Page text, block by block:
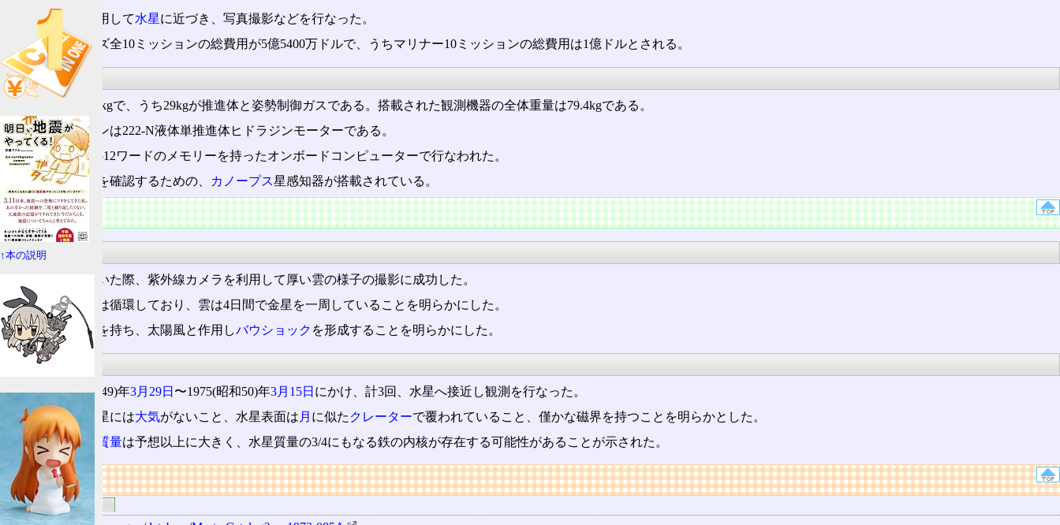
の引力を利用して水星に近づき、写真撮影などを行なった。
マリナーシリーズ全10ミッションの総費用が5億5400万ドルで、うちマリナー10ミッションの総費用は1億ドルとされる。
技術情報
衛星重量は502.9kgで、うち29kgが推進体と姿勢制御ガスである。搭載された観測機器の全体重量は79.4kgである。
ロケットエンジンは222-N液体単推進体ヒドラジンモーターである。
指令と制御は、512ワードのメモリーを持ったオンボードコンピューターで行なわれた。
また、現在位置を確認するための、
カノープス星感知器が搭載されている。
観測結果
金星
まず金星に近づいた際、紫外線カメラを利用して厚い雲の様子の撮影に成功した。
結果、金星大気
は循環しており、雲は4日間で金星を一周していることを明らかにした。
更に、弱い磁界を持ち、太陽風と作用しバウショック を形成することを明らかにした。
水星
そして1974(昭和49)年3月29日 〜1975(昭和50)年3月15日 にかけ、計3回、水星へ接近し観測を行なった。
これにより、水星には大気がないこと、水星表面は 月 に似た クレーターで覆われていること、僅かな磁界を持つことを明らかとした。
そして、水星の
質量は予想以上に大きく、水星質量の3/4にもなる鉄の内核が存在する可能性があることが示された。
リンク
関連するリンク
↑本の説明